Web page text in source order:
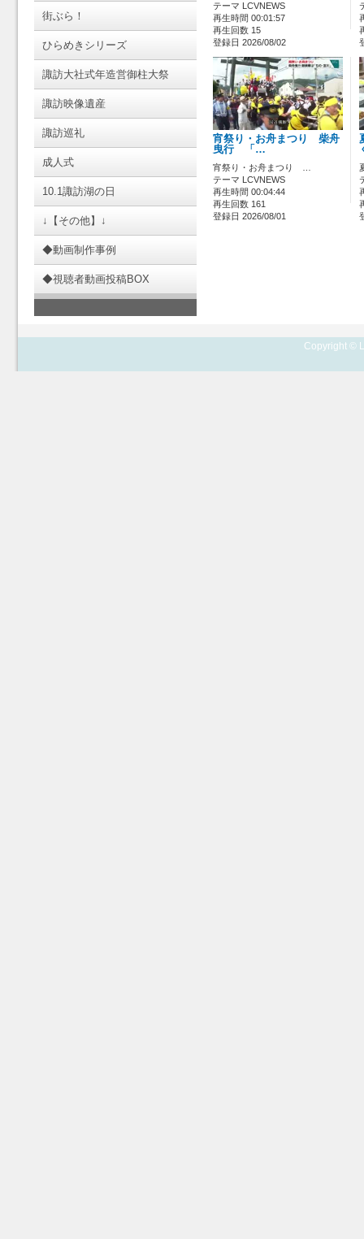
街ぶら！
ひらめきシリーズ
諏訪大社式年造営御柱大祭
諏訪映像遺産
諏訪巡礼
成人式
10.1諏訪湖の日
↓【その他】↓
◆動画制作事例
◆視聴者動画投稿BOX
テーマ LCVNEWS
再生時間 00:01:57
再生回数 15
登録日 2026/08/02
宵祭り・お舟まつり 柴舟
曳行 「…
宵祭り・お舟まつり …
テーマ LCVNEWS
再生時間 00:04:44
再生回数 161
登録日 2026/08/01
Copyright ©